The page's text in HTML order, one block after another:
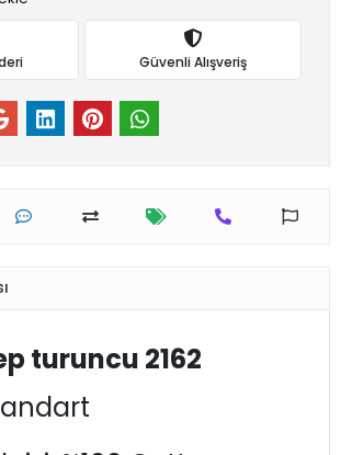
Güvenli Alışveriş
turuncu 2162